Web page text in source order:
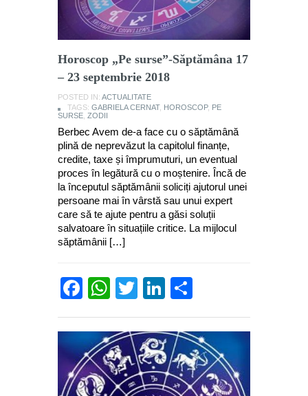
Horoscop „Pe surse”-Săptămâna 17
– 23 septembrie 2018
POSTED IN: ACTUALITATE
TAGS: GABRIELA CERNAT, HOROSCOP, PE
SURSE ZODII
Berbec Avem de-a face cu o săptămână
plină de neprevăzut la capitolul finanțe,
credite, taxe și împrumuturi, un eventual
proces în legătură cu o moștenire. Încă de
la începutul săptămânii soliciți ajutorul unei
persoane mai în vârstă sau unui expert
care să te ajute pentru a găsi soluții
salvatoare în situațiile critice. La mijlocul
săptămânii […]
Facebook
WhatsApp
TwitterLinkedIn